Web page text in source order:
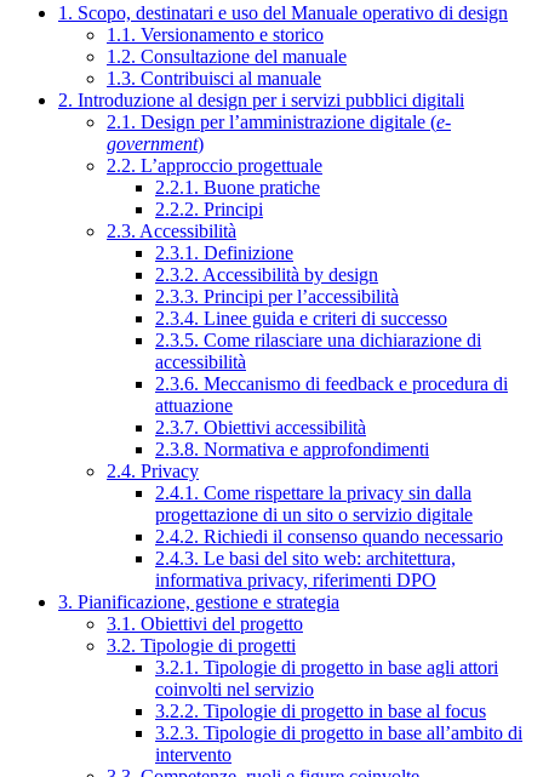
1. Scopo, destinatari e uso del Manuale operativo di design
1.1. Versionamento e storico
1.2. Consultazione del manuale
1.3. Contribuisci al manuale
2. Introduzione al design per i servizi pubblici digitali
2.1. Design per l’amministrazione digitale (e-
government)
2.2. L’approccio progettuale
2.2.1. Buone pratiche
2.2.2. Principi
2.3. Accessibilità
2.3.1. Definizione
2.3.2. Accessibilità by design
2.3.3. Principi per l’accessibilità
2.3.4. Linee guida e criteri di successo
2.3.5. Come rilasciare una dichiarazione di
accessibilità
2.3.6. Meccanismo di feedback e procedura di
attuazione
2.3.7. Obiettivi accessibilità
2.3.8. Normativa e approfondimenti
2.4. Privacy
2.4.1. Come rispettare la privacy sin dalla
progettazione di un sito o servizio digitale
2.4.2. Richiedi il consenso quando necessario
2.4.3. Le basi del sito web: architettura,
informativa privacy, riferimenti DPO
3. Pianificazione, gestione e strategia
3.1. Obiettivi del progetto
3.2. Tipologie di progetti
3.2.1. Tipologie di progetto in base agli attori
coinvolti nel servizio
3.2.2. Tipologie di progetto in base al focus
3.2.3. Tipologie di progetto in base all’ambito di
intervento